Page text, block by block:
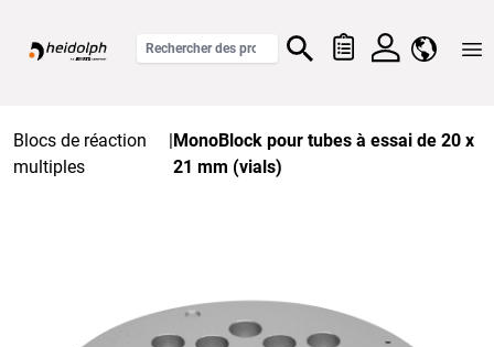
Blocs de réaction
multiples
|MonoBlock pour tubes à essai de 20 x
21 mm (vials)